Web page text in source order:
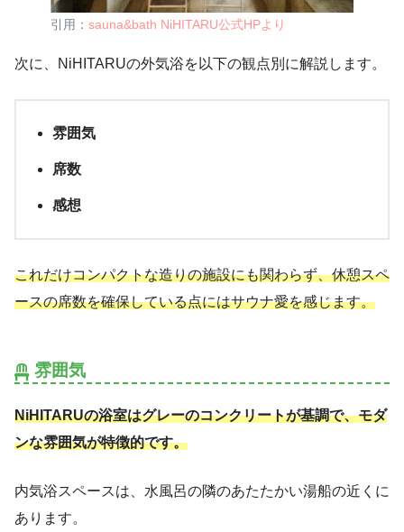
引用： sauna&bath NiHITARU公式HPより
次に、NiHITARUの外気浴を以下の観点別に解説します。
雰囲気
席数
感想
これだけコンパクトな造りの施設にも関わらず、休憩スペ
ースの席数を確保している点にはサウナ愛を感じます。
雰囲気
NiHITARUの浴室はグレーのコンクリートが基調で、モダ
ンな雰囲気が特徴的です。
内気浴スペースは、水風呂の隣のあたたかい湯船の近くに
あります。